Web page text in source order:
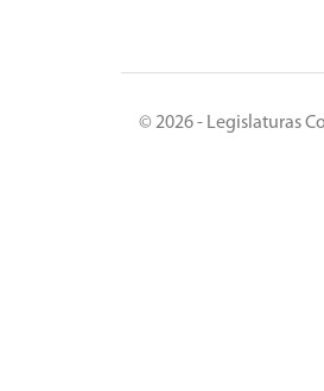
© 2026 - Legislaturas